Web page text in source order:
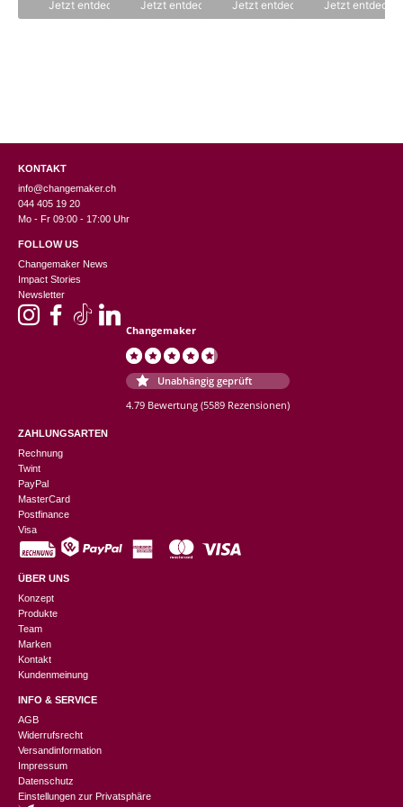
Jetzt entdecken Jetzt entdecken Jetzt entdecken Jetzt
KONTAKT
info@changemaker.ch
044 405 19 20
Mo - Fr 09:00 - 17:00 Uhr
FOLLOW US
Changemaker News
Impact Stories
Newsletter
Changemaker
Unabhängig geprüft
4.79 Bewertung (5589 Rezensionen)
ZAHLUNGSARTEN
Rechnung
Twint
PayPal
MasterCard
Postfinance
Visa
ÜBER UNS
Konzept
Produkte
Team
Marken
Kontakt
Kundenmeinung
INFO & SERVICE
AGB
Widerrufsrecht
Versandinformation
Impressum
Datenschutz
Einstellungen zur Privatsphäre